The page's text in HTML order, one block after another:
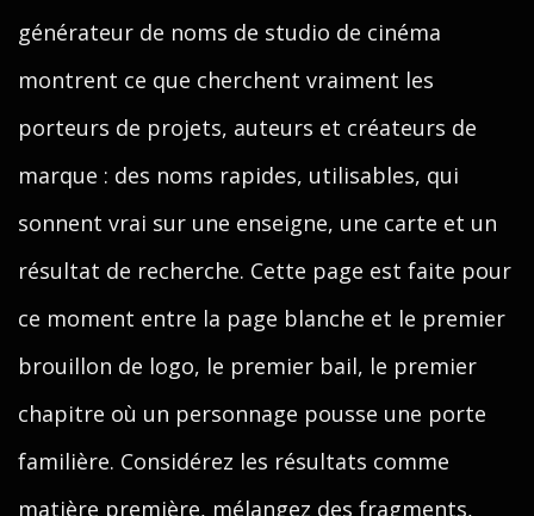
générateur de noms de studio de cinéma
montrent ce que cherchent vraiment les
porteurs de projets, auteurs et créateurs de
marque : des noms rapides, utilisables, qui
sonnent vrai sur une enseigne, une carte et un
résultat de recherche. Cette page est faite pour
ce moment entre la page blanche et le premier
brouillon de logo, le premier bail, le premier
chapitre où un personnage pousse une porte
familière. Considérez les résultats comme
matière première, mélangez des fragments,